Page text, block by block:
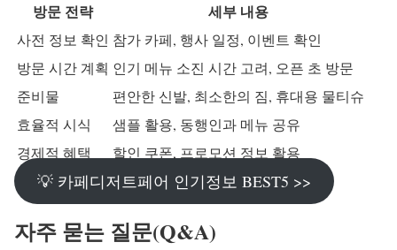
방문 전략 세부 내용
사전 정보 확인 참가 카페, 행사 일정, 이벤트 확인
방문 시간 계획 인기 메뉴 소진 시간 고려, 오픈 초 방문
준비물
편안한 신발, 최소한의 짐, 휴대용 물티슈
효율적 시식
샘플 활용, 동행인과 메뉴 공유
경제적 혜택
할인 쿠폰, 프로모션 정보 활용
💡 카페디저트페어 인기정보 BEST5 >>
자주 묻는 질문(Q&A)